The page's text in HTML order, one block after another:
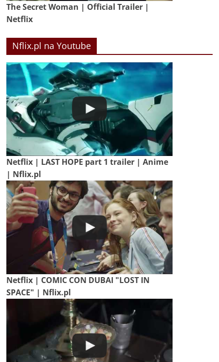
The Secret Woman | Official Trailer |
Netflix
Nflix.pl na Youtube
Netflix | LAST HOPE part 1 trailer | Anime
| Nflix.pl
Netflix | COMIC CON DUBAI "LOST IN
SPACE" | Nflix.pl